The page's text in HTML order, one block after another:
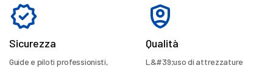
Sicurezza
Guide e piloti professionisti,
Qualità
L&#39;uso di attrezzature